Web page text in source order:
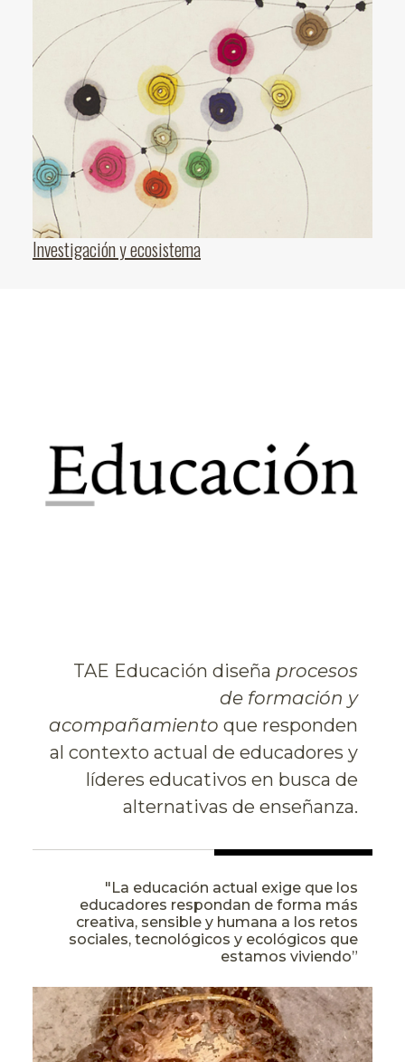
Investigación y ecosistema
TAE Educación diseña procesos
de formación y
acompañamiento que responden
al contexto actual de educadores y
líderes educativos en busca de
alternativas de enseñanza.
"La educación actual exige que los
educadores respondan de forma más
creativa, sensible y humana a los retos
sociales, tecnológicos y ecológicos que
estamos viviendo”